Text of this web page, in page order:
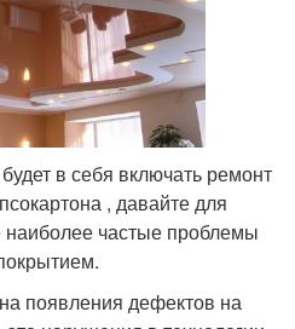
в себя включать ремонт
, давайте для
наиболее частые проблемы
появления дефектов на